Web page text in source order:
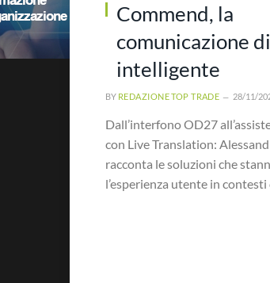
Commend, la
comunicazione
intelligente
BY REDAZIONE TOP TRADE 28/11/
Dall’interfono OD27
con Live Translation:
racconta le soluzioni che
l’esperienza utente in